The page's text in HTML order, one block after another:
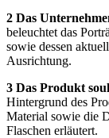
2 Das
beleuchtet das
sowie dessen
Ausrichtung.
3 Das Produkt
Hintergrund des
Material sowie die
Flaschen erläutert.